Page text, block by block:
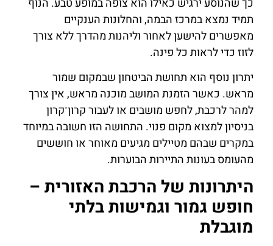
כך שהנוסע ירגיש כאילו הוא צופה במופע טבע. הנוף
תמיד נמצא במרכז הבמה, והחלונות הענקיים
מאפשרים להישען לאחור וליהנות מהדרך ללא צורך
לזוז כדי לראות כל פינה.
יתרון נוסף הוא תחושת הביטחון שבמקום שמור
מראש. כאשר הזמנת המושב מוכנה מראש, אין צורך
למהר לרכבת, לחפש מושבים או לעבור קרון־קרון
בניסיון למצוא מקום פנוי. התחושה הזו חשובה במיוחד
במקרים שבהם מטיילים מגיעים מאוחר או חוששים
מהעומס בעונות התיירות הבוערות.
היתרונות של הרכבת האזורית –
חופש גמור וגמישות בלתי
מוגבלת